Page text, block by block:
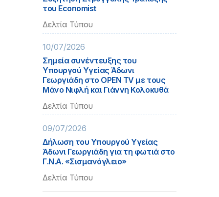
του Εconomist
Δελτία Τύπου
10/07/2026
Σημεία συνέντευξης του
Υπουργού Υγείας Άδωνι
Γεωργιάδη στο OPEN TV με τους
Μάνο Νιφλή και Γιάννη Κολοκυθά
Δελτία Τύπου
09/07/2026
Δήλωση του Υπουργού Υγείας
Άδωνι Γεωργιάδη για τη φωτιά στο
Γ.Ν.Α. «Σισμανόγλειο»
Δελτία Τύπου